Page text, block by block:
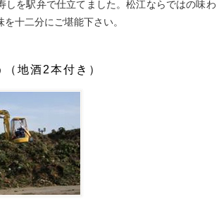
しを駅弁で仕立てました。松江ならではの味わ
十二分にご堪能下さい。
地酒2本付き）